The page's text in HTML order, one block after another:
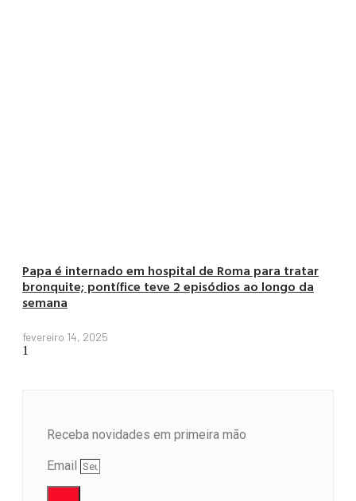
Papa é internado em hospital de Roma para tratar
bronquite; pontífice teve 2 episódios ao longo da
semana
fevereiro 14, 2025
Receba novidades em primeira mão
Email